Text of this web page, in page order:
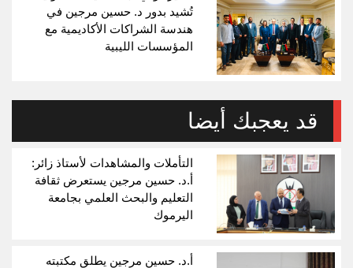
تُشيد بدور د. حسين مرجين في
هندسة الشراكات الأكاديمية مع
المؤسسات الليبية
قد يعجبك أيضا
التأملات والمشاهدات لأستاذ زائر:
أ.د. حسين مرجين يستعرض ثقافة
التعليم والبحث العلمي بجامعة
اليرموك
أ.د. حسين مرجين يطلق مكتبته